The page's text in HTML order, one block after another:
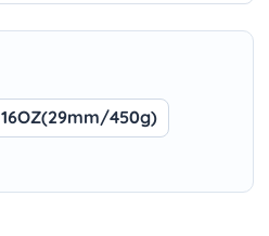
16OZ(29mm/450g)